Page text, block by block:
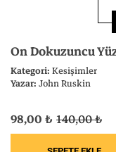
On Dokuzuncu
Kategori:Kesişimler
Yazar:John Ruskin
98,00 ₺ 140,00 ₺